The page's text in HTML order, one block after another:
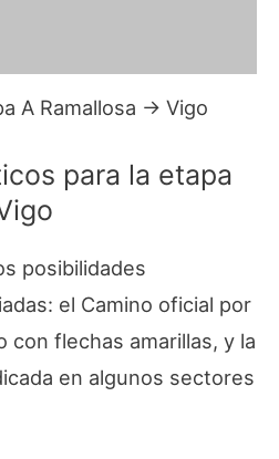
A Ramallosa → Vigo
para la etapa
posibilidades
el Camino oficial por
con flechas amarillas, y la
en algunos sectores